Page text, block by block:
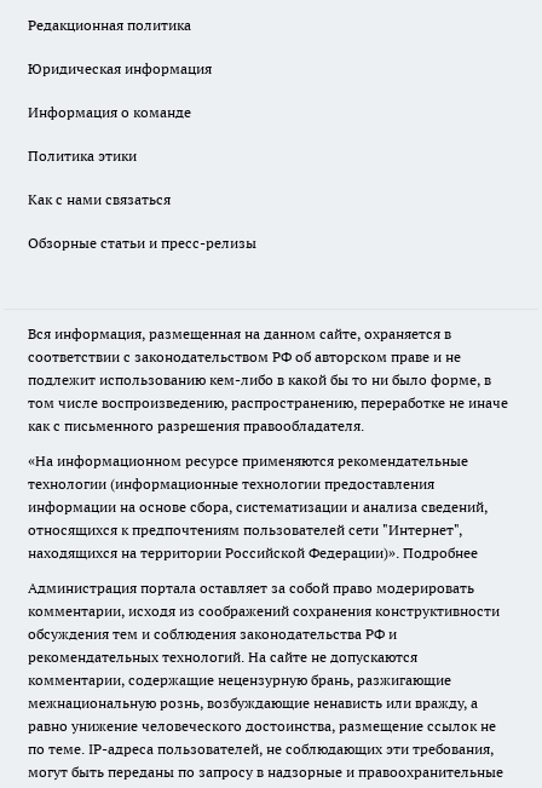
Редакционная политика
Юридическая информация
Информация о команде
Политика этики
Как с нами связаться
Обзорные статьи и пресс-релизы
Вся информация, размещенная на данном сайте, охраняется в
соответствии с законодательством РФ об авторском праве и не
подлежит использованию кем-либо в какой бы то ни было форме, в
том числе воспроизведению, распространению, переработке не иначе
как с письменного разрешения правообладателя.
«На информационном ресурсе применяются рекомендательные
технологии (информационные технологии предоставления
информации на основе сбора, систематизации и анализа сведений,
относящихся к предпочтениям пользователей сети "Интернет",
находящихся на территории Российской Федерации)». Подробнее
Администрация портала оставляет за собой право модерировать
комментарии, исходя из соображений сохранения конструктивности
обсуждения тем и соблюдения законодательства РФ и
рекомендательных технологий. На сайте не допускаются
комментарии, содержащие нецензурную брань, разжигающие
межнациональную рознь, возбуждающие ненависть или вражду, а
равно унижение человеческого достоинства, размещение ссылок не
по теме. IP-адреса пользователей, не соблюдающих эти требования,
могут быть переданы по запросу в надзорные и правоохранительные